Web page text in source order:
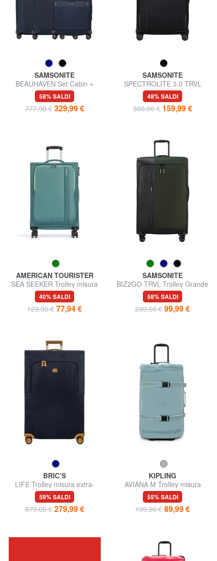
SAMSONITE
BEAUHAVEN Set Cabin +
Medio + Grande
58% SALDI
777,00 € 329,99 €
SAMSONITE
SPECTROLITE 3.0 TRVL
Trolley Grande, espandibile
48% SALDI
309,00 € 159,99 €
AMERICAN TOURISTER
SEA SEEKER Trolley misura
media
40% SALDI
129,90 € 77,94 €
SAMSONITE
BIZ2GO TRVL Trolley Grande
58% SALDI
239,00 € 99,99 €
BRIC’S
LIFE Trolley misura extra-
grande
59% SALDI
679,00 € 279,99 €
KIPLING
AVIANA M Trolley misura
media
55% SALDI
199,90 € 89,99 €